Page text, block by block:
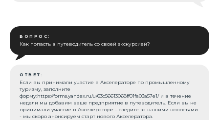
ВОПРОС:
Как попасть в путеводитель со своей экскурсией?
ОТВЕТ:
Если вы принимали участие в Акселераторе по промышленному
туризму, заполните
форму:https://forms.yandex.ru/u/63c56613068ff01fa03a57e1/и в течение
недели мы добавим ваше предприятие в путеводитель. Если вы не
принимали участие в Акселераторе – следите за нашими новостями
- мы скоро анонсируем старт нового Акселератора.